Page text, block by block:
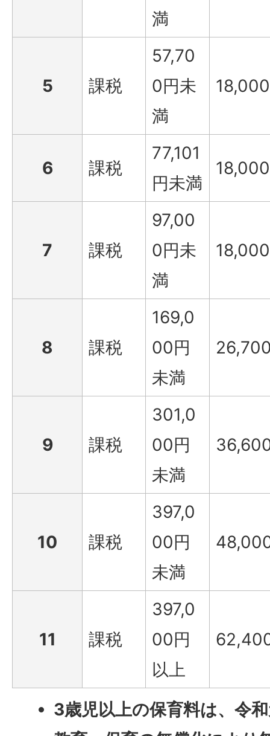
満
5 課税
57,70
0円未
満
18,000
6 課税
77,101
円未満
18,000
7 課税
97,00
0円未
満
18,000
8 課税
169,0
00円
未満
9 課税
301,0
00円
未満
10 課税
397,0
00円
未満
11 課税
397,0
00円
以上
3歳児以上の保育料は、令